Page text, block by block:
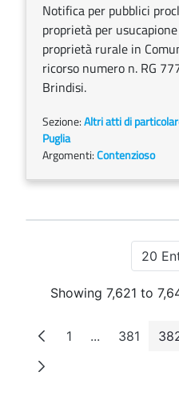
Notifica per pubblici
proprietà per
proprietà rurale in
ricorso numero n. RG
Brindisi.
Sezione:Altri atti di
Puglia
Argomenti:Contenzioso
20
Showing 7,621 to
Page
1 ...Intermediate
Page
381